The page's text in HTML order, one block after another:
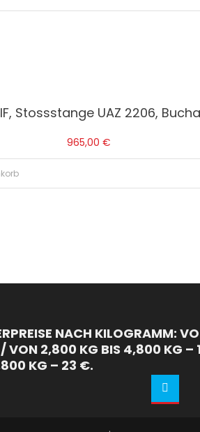
Aktualität
Stossstange UAZ 2206,
965,00 €
NACH KILOGRAMM:
VON 2,800 KG BIS 4,800 KG –
KG – 23 €.